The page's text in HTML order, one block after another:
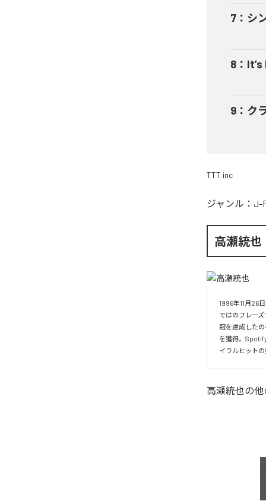
7 ： シ
8 ：
9 ： ク
TTT inc
ジャンル： J-
高瀬統也
1996年11月26
ではのフレー
冠を達成した
を獲得。
イラルヒット
高瀬統也の